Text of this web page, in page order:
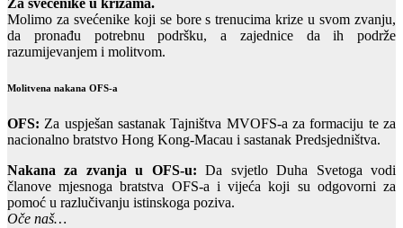
Za svećenike u krizama.
Molimo za svećenike koji se bore s trenucima krize u svom zvanju,
da pronađu potrebnu podršku, a zajednice da ih podrže
razumijevanjem i molitvom.
Molitvena nakana OFS-a
OFS: Za uspješan sastanak Tajništva MVOFS-a za formaciju te za
nacionalno bratstvo Hong Kong-Macau i sastanak Predsjedništva.
Nakana za zvanja u OFS-u: Da svjetlo Duha Svetoga vodi
članove mjesnoga bratstva OFS-a i vijeća koji su odgovorni za
pomoć u razlučivanju istinskoga poziva.
Oče naš…